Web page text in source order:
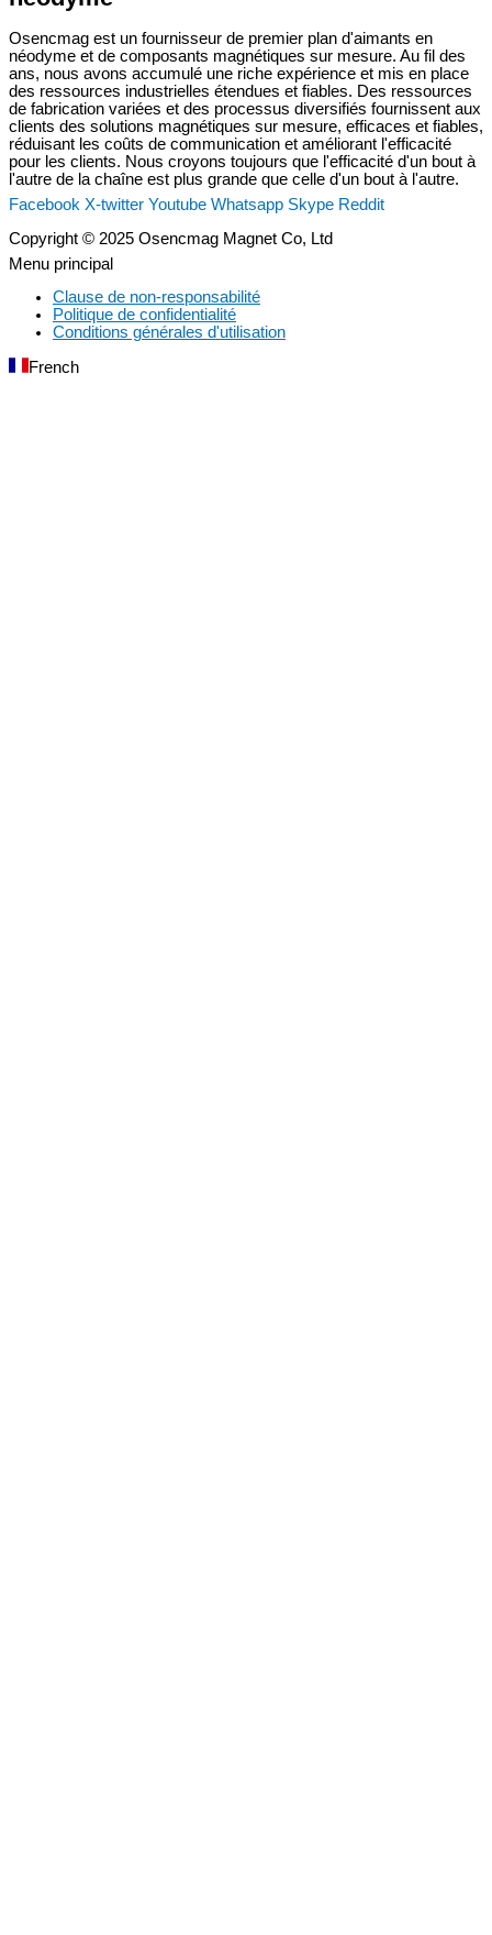
Osencmag est un fournisseur de premier plan d'aimants en
néodyme et de composants magnétiques sur mesure. Au fil des
ans, nous avons accumulé une riche expérience et mis en place
des ressources industrielles étendues et fiables. Des ressources
de fabrication variées et des processus diversifiés fournissent aux
clients des solutions magnétiques sur mesure, efficaces et fiables,
réduisant les coûts de communication et améliorant l'efficacité
pour les clients. Nous croyons toujours que l'efficacité d'un bout à
l'autre de la chaîne est plus grande que celle d'un bout à l'autre.
Facebook X-twitter Youtube Whatsapp Skype Reddit
Copyright © 2025 Osencmag Magnet Co, Ltd
Menu principal
Clause de non-responsabilité
Politique de confidentialité
Conditions générales d'utilisation
French